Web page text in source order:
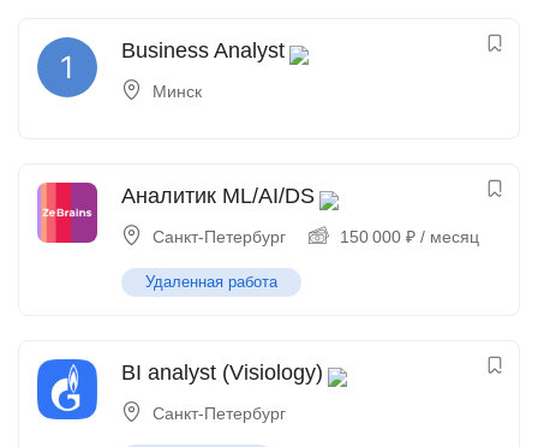
Business Analyst
Минск
Аналитик ML/AI/DS
Санкт-Петербург 150 000 ₽ / месяц
Удаленная работа
BI analyst (Visiology)
Санкт-Петербург